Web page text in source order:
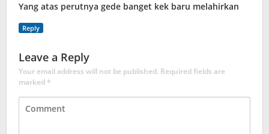
Yang atas perutnya gede banget kek baru melahirkan
Reply
Leave a Reply
Your email address will not be published. Required fields are
marked*